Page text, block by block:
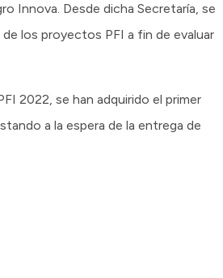
Innova. Desde dicha Secretaría, se
los proyectos PFI a fin de evaluar
2022, se han adquirido el primer
a la espera de la entrega de